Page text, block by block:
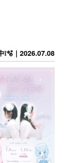
｜2026.07.08